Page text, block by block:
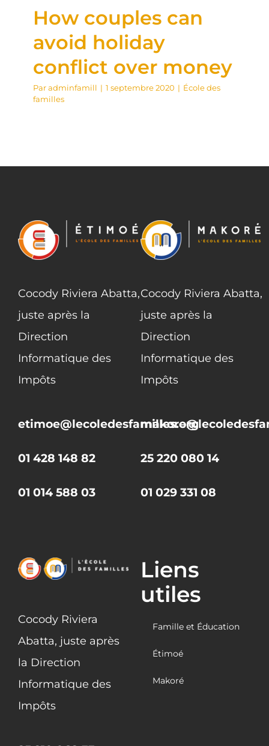
How couples can
avoid holiday
conflict over money
Paradminfamill | 1 septembre 2020 | École des
familles
Cocody Riviera Abatta,
juste après la
Direction
Informatique des
Impôts
etimoe@lecoledesfamilles.org
01 428 148 82
01 014 588 03
Cocody Riviera Abatta,
juste après la
Direction
Informatique des
Impôts
25 220 080 14
01 029 331 08
Cocody Riviera
Abatta, juste après
la Direction
Informatique des
Impôts
Liens
utiles
Famille et Éducation
Étimoé
Makoré